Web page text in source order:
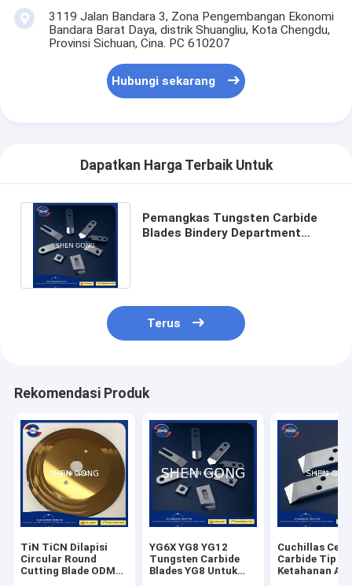
3119 Jalan Bandara 3, Zona Pengembangan Ekonomi
Bandara Barat Daya, distrik Shuangliu, Kota Chengdu,
Provinsi Sichuan, Cina. PC 610207
Hubungi sekarang
Dapatkan Harga Terbaik Untuk
Pemangkas Tungsten Carbide
Blades Bindery Department
Terus
Rekomendasi Produk
TiN TiCN Dilapisi
Circular Round
Cutting Blade ODM
YG6X YG8 YG12
Tungsten Carbide
Blades YG8 Untuk
Cuchillas
Carbide Tip
Ketahanan